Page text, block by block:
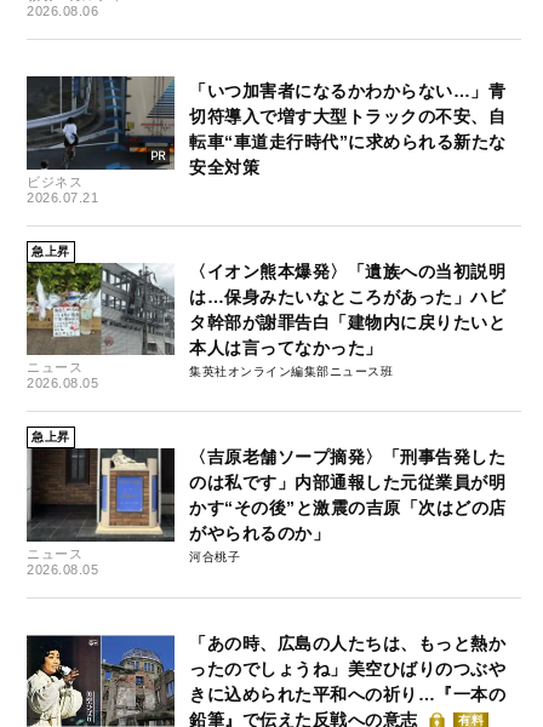
2026.08.06
ビジネス
2026.07.21
「いつ加害者になるかわからない…」青
切符導入で増す大型トラックの不安、自
転車“車道走行時代”に求められる新たな
安全対策
急上昇
ニュース
2026.08.05
〈イオン熊本爆発〉「遺族への当初説明
は…保身みたいなところがあった」ハビ
タ幹部が謝罪告白「建物内に戻りたいと
本人は言ってなかった」
集英社オンライン編集部ニュース班
急上昇
ニュース
2026.08.05
〈吉原老舗ソープ摘発〉「刑事告発した
のは私です」内部通報した元従業員が明
かす“その後”と激震の吉原「次はどの店
がやられるのか」
河合桃子
「あの時、広島の人たちは、もっと熱か
ったのでしょうね」美空ひばりのつぶや
きに込められた平和への祈り…『一本の
鉛筆』で伝えた反戦への意志
有料